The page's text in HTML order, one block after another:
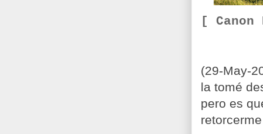
[ Canon
(29-May-
la tomé
pero es